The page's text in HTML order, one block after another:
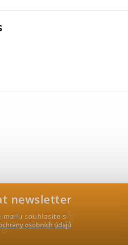
newsletter
mailu souhlasíte s
osobních údajů